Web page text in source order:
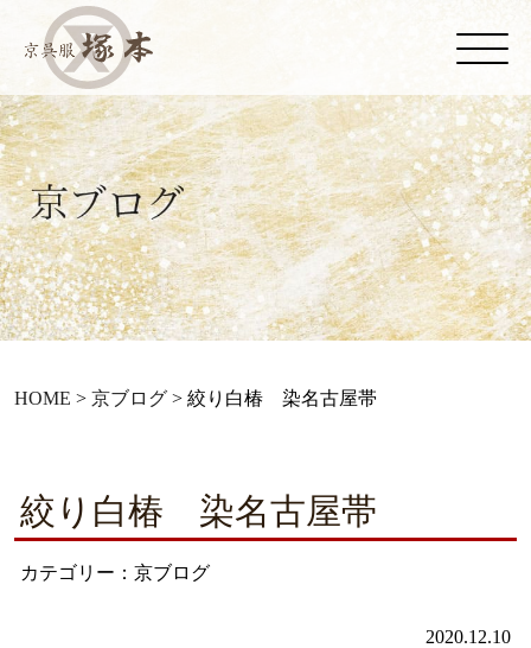
HOME > 京ブログ> 絞り白椿 染名古屋帯
絞り白椿 染名古屋帯
カテゴリー：京ブログ
2020.12.10